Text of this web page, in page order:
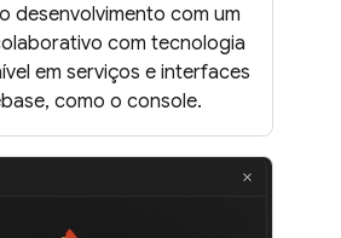
desenvolvimento com um
com tecnologia
em serviços e interfaces
como o console.